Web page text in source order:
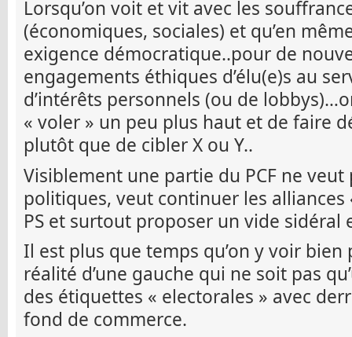
Lorsqu’on voit et vit avec les
(économiques, sociales) et qu’en
exigence démocratique..pour de
engagements éthiques d’élu(e)s au
d’intérêts personnels (ou de
« voler » un peu plus haut et de faire
plutôt que de cibler X ou Y..
Visiblement une partie du PCF ne
politiques, veut continuer les alliances
PS et surtout proposer un vide sidéral
Il est plus que temps qu’on y voir
réalité d’une gauche qui ne soit pas
des étiquettes « electorales » avec
fond de commerce.